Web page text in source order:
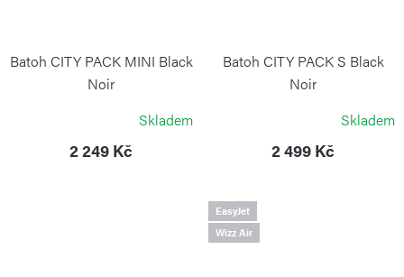
Batoh CITY PACK MINI Black
Noir
Skladem
2 249 Kč
Batoh CITY PACK S Black
Noir
Skladem
2 499 Kč
EasyJet
Wizz Air